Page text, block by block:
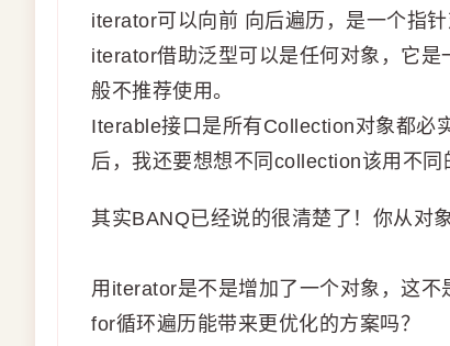
iterator可以向前 向后遍历，是一个指
iterator借助泛型可以是任何对象，它
般不推荐使用。
Iterable接口是所有Collection对象都必
后，我还要想想不同collection该用不同
其实BANQ已经说的很清楚了！你从对
用iterator是不是增加了一个对象，这
for循环遍历能带来更优化的方案吗？